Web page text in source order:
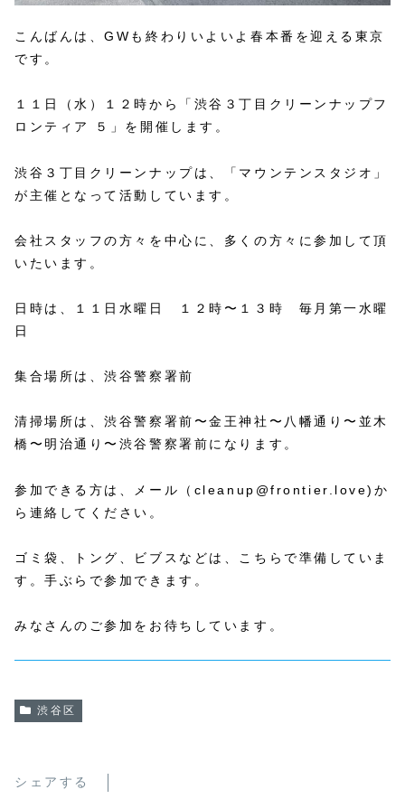
こんばんは、GWも終わりいよいよ春本番を迎える東京
です。
１１日（水）１２時から「渋谷３丁目クリーンナップフ
ロンティア ５」を開催します。
渋谷３丁目クリーンナップは、「マウンテンスタジオ」
が主催となって活動しています。
会社スタッフの方々を中心に、多くの方々に参加して頂
いたいます。
日時は、１１日水曜日 １２時〜１３時 毎月第一水曜
日
集合場所は、渋谷警察署前
清掃場所は、渋谷警察署前〜金王神社〜八幡通り〜並木
橋〜明治通り〜渋谷警察署前になります。
参加できる方は、メール（cleanup@frontier.love)か
ら連絡してください。
ゴミ袋、トング、ビブスなどは、こちらで準備していま
す。手ぶらで参加できます。
みなさんのご参加をお待ちしています。
渋谷区
シェアする